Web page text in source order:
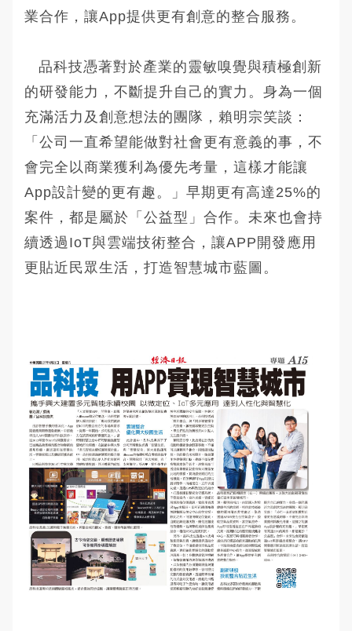
業合作，讓App提供更有創意的整合服務。
品科技憑著對於產業的靈敏嗅覺與積極創新
的研發能力，不斷提升自己的實力。身為一個
充滿活力及創意想法的團隊，賴明宗笑談：
「公司一直希望能做對社會更有意義的事，不
會完全以商業獲利為優先考量，這樣才能讓
App設計變的更有趣。」早期更有高達25%的
案件，都是屬於「公益型」合作。未來也會持
續透過IoT與雲端技術整合，讓APP開發應用
更貼近民眾生活，打造智慧城市藍圖。